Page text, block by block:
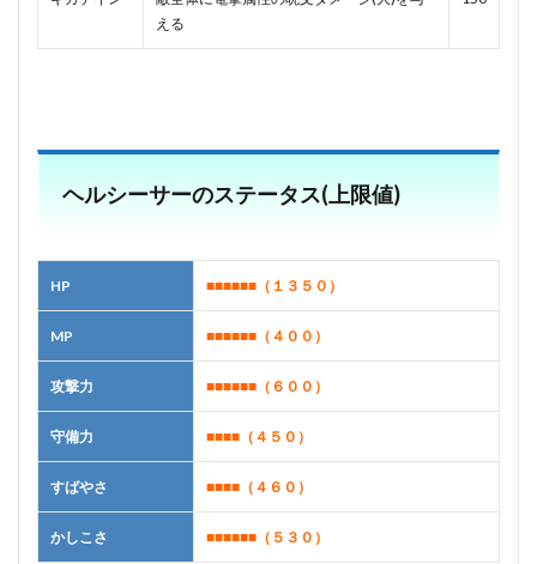
える
ヘルシーサーのステータス(上限値)
HP ■■■■■■ （１３５０）
MP ■■■■■■ （４００）
攻撃力 ■■■■■■ （６００）
守備力 ■■■■ （４５０）
すばやさ ■■■■ （４６０）
かしこさ ■■■■■■ （５３０）